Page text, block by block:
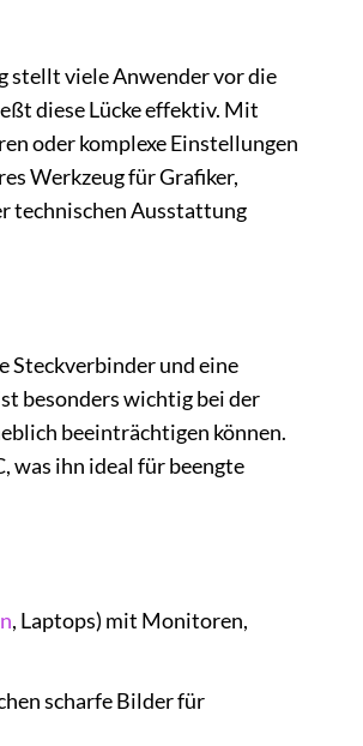
stellt viele Anwender vor die
diese Lücke effektiv. Mit
oder komplexe Einstellungen
Werkzeug für Grafiker,
technischen Ausstattung
Steckverbinder und eine
besonders wichtig bei der
beeinträchtigen können.
was ihn ideal für beengte
, Laptops) mit Monitoren,
scharfe Bilder für